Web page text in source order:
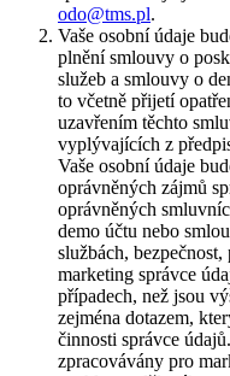
odo@tms.pl.
Vaše osobní údaje
plnění smlouvy o
služeb a smlouvy o
to včetně přijetí
uzavřením těchto
vyplývajících z
Vaše osobní údaje
oprávněných zájmů
oprávněných
demo účtu nebo
službách,
marketing správce
případech, než jsou
zejména dotazem,
činnosti správce
zpracovávány pro